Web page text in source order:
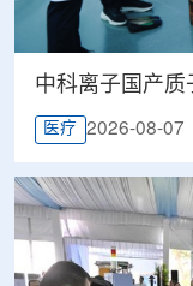
中科离子国产
医疗 2026-08-07